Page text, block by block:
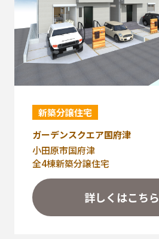
新築分譲住宅
ガーデンスクエア国府津
小田原市国府津
全4棟新築分譲住宅
詳しくはこちら